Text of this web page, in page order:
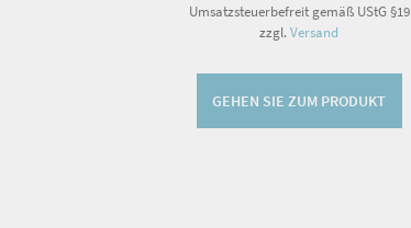
Umsatzsteuerbefreit gemäß UStG §19
zzgl.Versand
GEHEN SIE ZUM PRODUKT